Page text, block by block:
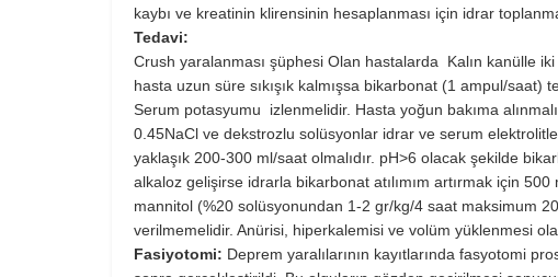
kaybı ve kreatinin klirensinin hesaplanması için idrar
Tedavi:
Crush yaralanması şüphesi Olan hastalarda Kalın kanülle
hasta uzun süre sıkışık kalmışsa bikarbonat (1 ampul/saat)
Serum potasyumu izlenmelidir. Hasta yoğun bakıma
0.45NaCl ve dekstrozlu solüsyonlar idrar ve serum
yaklaşık 200-300 ml/saat olmalıdır. pH>6 olacak şekilde
alkaloz gelişirse idrarla bikarbonat atılımım artırmak için
mannitol (%20 solüsyonundan 1-2 gr/kg/4 saat maksimum
verilmemelidir. Anürisi, hiperkalemisi ve volüm yüklenmesi
Fasiyotomi: Deprem yaralılarının kayıtlarında fasyotomi